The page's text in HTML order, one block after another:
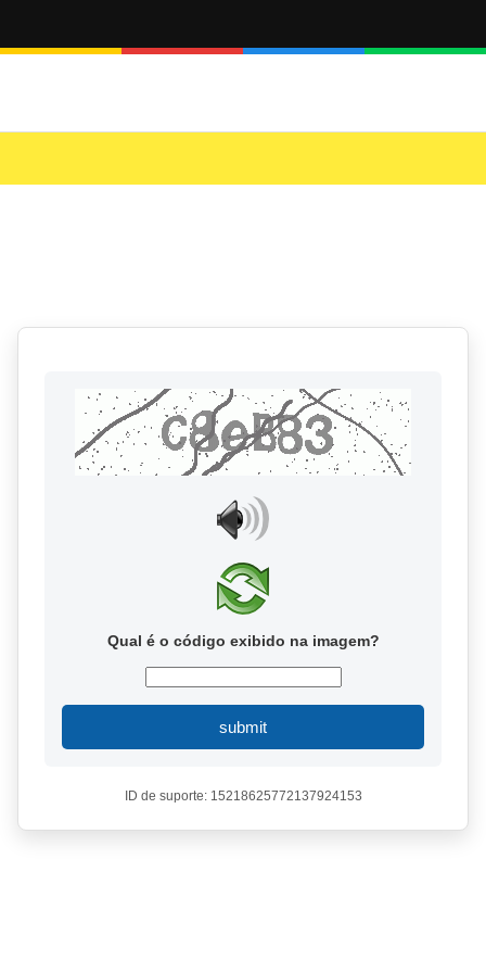
Qual é o código exibido na imagem?
submit
ID de suporte: 15218625772137924153